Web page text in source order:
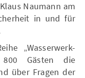
Naumann am
in und für
„Wasserwerk-
Gästen die
über Fragen der